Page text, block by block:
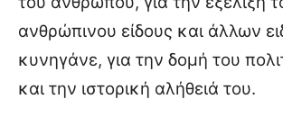
ανθρώπινου είδους και άλλων
κυνηγάνε, για την δομή του
και την ιστορική αλήθειά του.